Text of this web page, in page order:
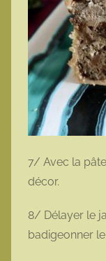
7/ Avec la
décor.
8/ Délayer le
badigeonner